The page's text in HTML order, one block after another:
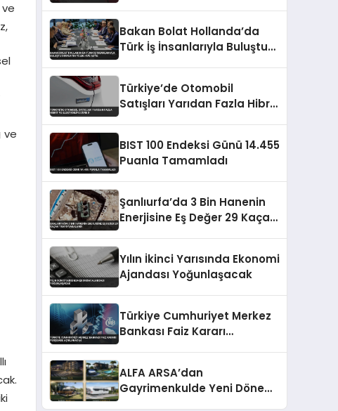
ve
Bakan Bolat Hollanda’da
Türk İş İnsanlarıyla Buluştu
Türkiye’de Otomobil
Satışları Yarıdan Fazla Hibrit
BIST 100 Endeksi Günü 14.455
Puanla Tamamladı
Şanlıurfa’da 3 Bin Hanenin
Enerjisine Eş Değer 29 Kaçak
Yılın İkinci Yarısında Ekonomi
Ajandası Yoğunlaşacak
Türkiye Cumhuriyet Merkez
Bankası Faiz Kararı
ALFA ARSA’dan
Gayrimenkulde Yeni Dönem: